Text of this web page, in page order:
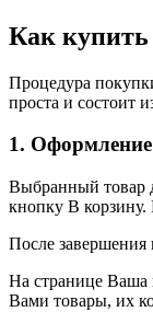
Как купить
Процедура
проста и состоит
1. Оформление
Выбранный товар
кнопку В корзину.
После
На странице Ваша
Вами товары, их